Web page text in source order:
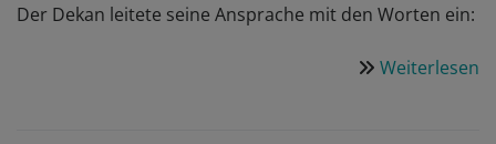
Der Dekan leitete seine Ansprache mit den Worten ein:
Weiterlesen